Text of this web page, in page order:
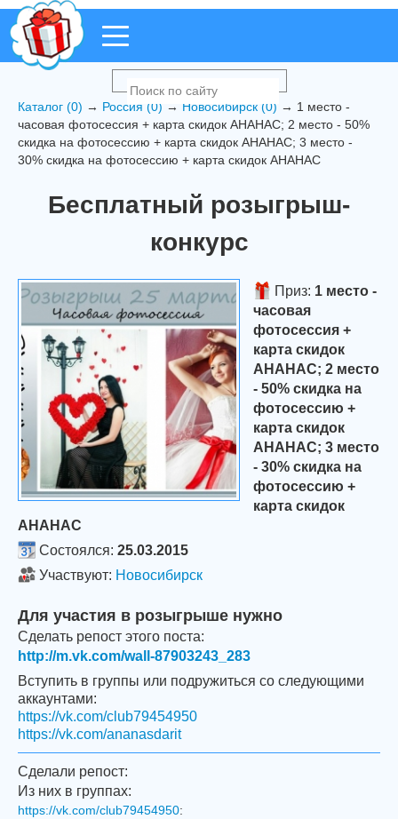
Каталог (0) → Россия (0) → Новосибирск (0) → 1 место -
часовая фотосессия + карта скидок АНАНАС; 2 место - 50%
скидка на фотосессию + карта скидок АНАНАС; 3 место -
30% скидка на фотосессию + карта скидок АНАНАС
Бесплатный розыгрыш-
конкурс
Приз: 1 место -
часовая
фотосессия +
карта скидок
АНАНАС; 2 место
- 50% скидка на
фотосессию +
карта скидок
АНАНАС; 3 место
- 30% скидка на
фотосессию +
карта скидок
АНАНАС
Состоялся: 25.03.2015
Участвуют: Новосибирск
Для участия в розыгрыше нужно
Сделать репост этого поста:
http://m.vk.com/wall-87903243_283
Вступить в группы или подружиться со следующими
аккаунтами:
https://vk.com/club79454950
https://vk.com/ananasdarit
Сделали репост:
Из них в группах:
https://vk.com/club79454950: